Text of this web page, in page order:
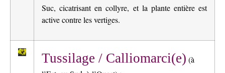
Suc, cicatrisant en collyre, et la plante entière est
active contre les vertiges.
Tussilage / Calliomarci(e) (à